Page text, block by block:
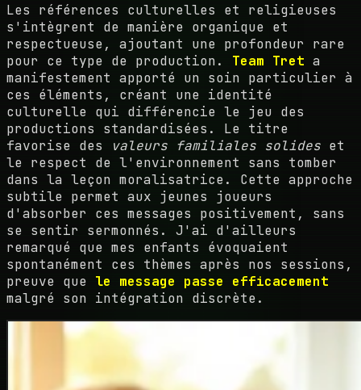
Les références culturelles et religieuses
s'intègrent de manière organique et
respectueuse, ajoutant une profondeur rare
pour ce type de production. Team Tret a
manifestement apporté un soin particulier à
ces éléments, créant une identité
culturelle qui différencie le jeu des
productions standardisées. Le titre
favorise des
valeurs familiales solides et
le respect de l'environnement sans tomber
dans la leçon moralisatrice. Cette approche
subtile permet aux jeunes joueurs
d'absorber ces messages positivement, sans
se sentir sermonnés. J'ai d'ailleurs
remarqué que mes enfants évoquaient
spontanément ces thèmes après nos sessions,
preuve que le message passe efficacement
malgré son intégration discrète.